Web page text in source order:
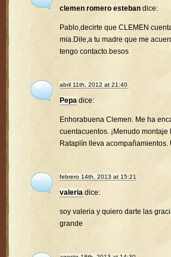
clemen romero esteban dice:
Pablo,decirte que CLEMEN
mia.Dile,a tu madre que me
tengo contacto.besos
abril 11th, 2012 at 21:40
Pepa dice:
Enhorabuena Clemen. Me ha
cuentacuentos. ¡Menudo
Rataplín lleva acompañamientos.
febrero 14th, 2013 at 15:21
valeria dice:
soy valeria y quiero darte las
grande